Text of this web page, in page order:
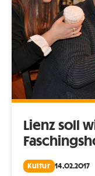
Lienz soll
Kultur 14.02.2017